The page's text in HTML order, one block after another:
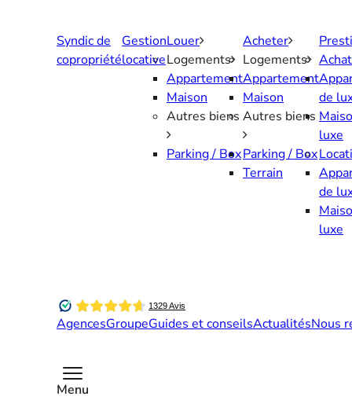
Syndic de
copropriété
Gestion
locative
Louer
Logements
Appartement
Maison
Autres biens
Parking / Box
Acheter
Logements
Appartement
Maison
Autres biens
Parking / Box
Terrain
Achat
de
luxe
de
luxe
AgencesGroupeGuides et conseilsActualitésNous
Menu